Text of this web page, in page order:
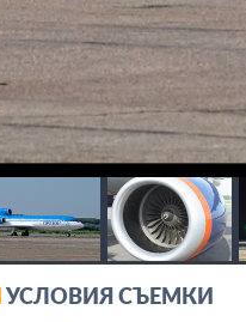
УСЛОВИЯ СЪЕМКИ